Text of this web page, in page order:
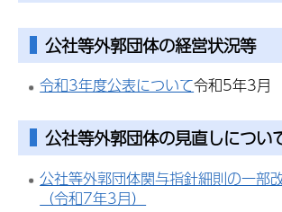
公社等外郭団体の経営状況等
令和3年度公表について令和5年3月
公社等外郭団体の見直しについ
公社等外郭団体関与指針細則の一部
（令和7年3月）